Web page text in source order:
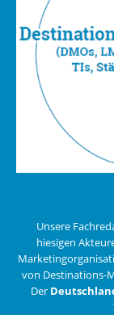
Unsere
hiesigen
von Destinations-
Der